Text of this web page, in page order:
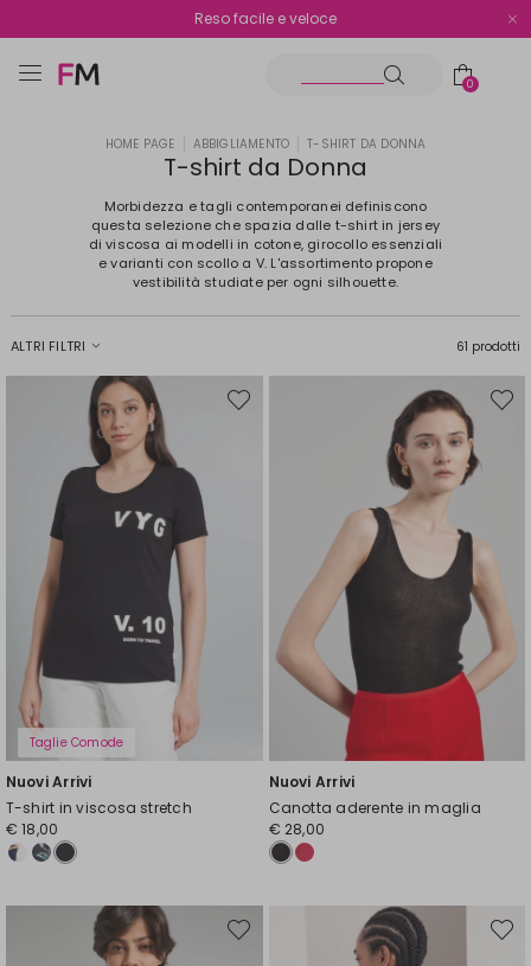
Reso facile e veloce
Spedizione gratuita oltre i €70
0
HOME PAGE ABBIGLIAMENTO T-SHIRT DA DONNA
T-shirt da Donna
Morbidezza e tagli contemporanei definiscono
questa selezione che spazia dalle t-shirt in jersey
di viscosa ai modelli in cotone, girocollo essenziali
e varianti con scollo a V. L'assortimento propone
vestibilità studiate per ogni silhouette.
ALTRI FILTRI 61 prodotti
Taglie Comode
Nuovi Arrivi
T-shirt in viscosa stretch
€ 18,00
Sposta
Nuovi Arrivi
Canotta aderente in maglia
€ 28,00
Sposta